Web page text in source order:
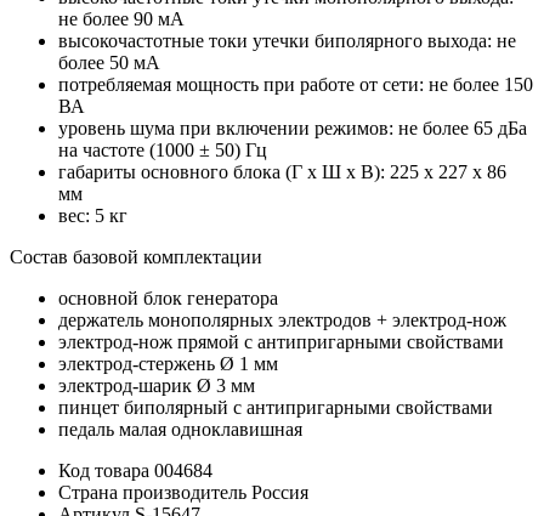
не более 90 мА
высокочастотные токи утечки биполярного выхода: не
более 50 мА
потребляемая мощность при работе от сети: не более 150
ВА
уровень шума при включении режимов: не более 65 дБа
на частоте (1000 ± 50) Гц
габариты основного блока (Г х Ш х В): 225 х 227 х 86
мм
вес: 5 кг
Состав базовой комплектации
основной блок генератора
держатель монополярных электродов + электрод-нож
электрод-нож прямой с антипригарными свойствами
электрод-стержень Ø 1 мм
электрод-шарик Ø 3 мм
пинцет биполярный с антипригарными свойствами
педаль малая одноклавишная
Код товара 004684
Страна производитель Россия